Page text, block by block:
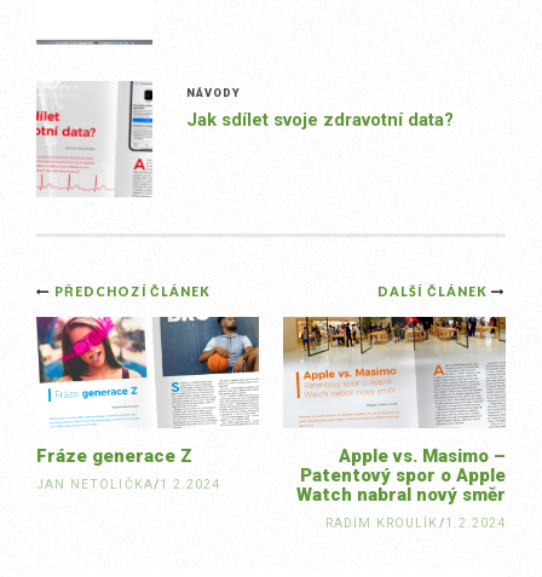
NÁVODY
Jak sdílet svoje zdravotní data?
Post
navigation
DALŠÍ ČLÁNEK
Apple vs. Masimo –
Patentový spor o Apple
Watch nabral nový směr
RADIM KROULÍK/1.2.2024
PŘEDCHOZÍ ČLÁNEK
Fráze generace Z
JAN NETOLIČKA/1.2.2024